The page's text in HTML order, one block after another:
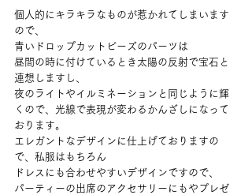
個人的にキラキラなものが惹かれてしまいます
ので、
青いドロップカットビーズのパーツは
昼間の時に付けているとき太陽の反射で宝石と
連想しますし、
夜のライトやイルミネーションと同じように輝
くので、光線で表現が変わるかんざしになって
おります。
エレガントなデザインに仕上げておりますの
で、私服はもちろん
ドレスにも合わせやすいデザインですので、
パーティーの出席のアクセサリーにもやプレゼ